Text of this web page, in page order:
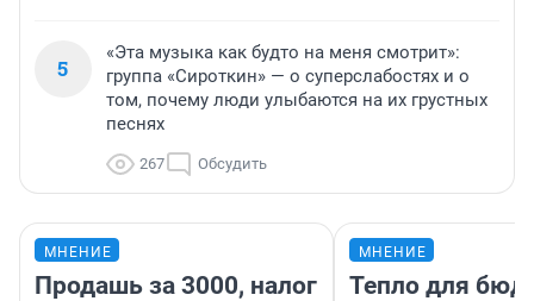
5
«Эта музыка как будто на меня смотрит»:
группа «Сироткин» — о суперслабостях и о
том, почему люди улыбаются на их грустных
песнях
267 Обсудить
МНЕНИЕ
Продашь за 3000, налог
МНЕНИЕ
Тепло для